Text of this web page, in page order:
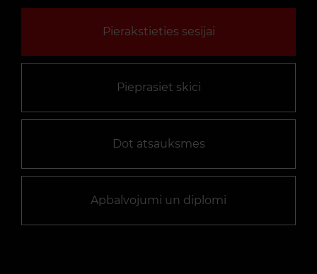
Pierakstieties sesijai
Pieprasiet skici
Dot atsauksmes
Apbalvojumi un diplomi